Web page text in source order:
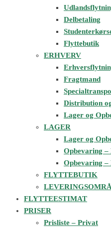
Delbetaling
Flyttebutik
ERHVERV
Fragtmand
Distribution
Lager og
LAGER
Lager og
Opbevaring –
Opbevaring –
FLYTTEBUTIK
FLYTTEESTIMAT
PRISER
Prisliste – Privat